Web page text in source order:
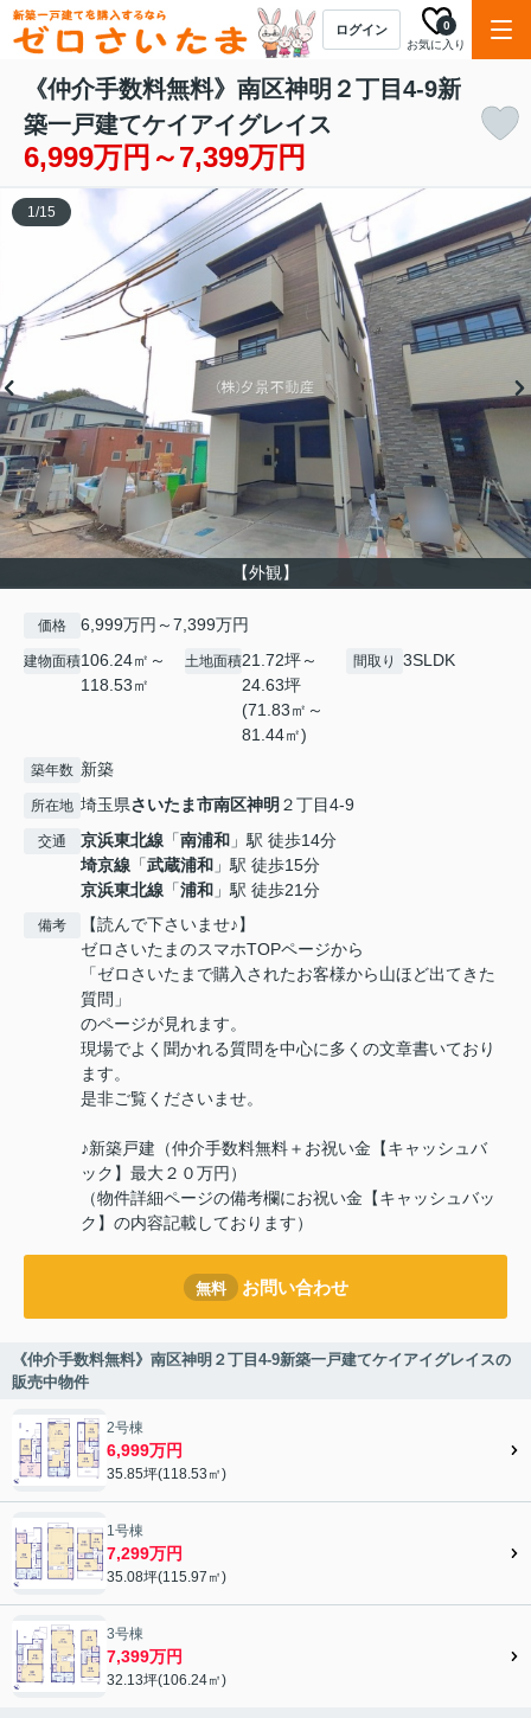
ログイン
お気に入り
0
《仲介手数料無料》南区神明２丁目4-9新
築一戸建てケイアイグレイス
6,999万円～7,399万円
【外観】
1/15
価格 6,999万円～7,399万円
建物面積106.24㎡～
118.53㎡
土地面積21.72坪～
24.63坪
(71.83㎡～
81.44㎡)
間取り 3SLDK
築年数 新築
所在地 埼玉県さいたま市南区神明 ２丁目4-9
交通 京浜東北線 「南浦和 」駅 徒歩14分
埼京線 「武蔵浦和 」駅 徒歩15分
京浜東北線 「浦和 」駅 徒歩21分
備考
【読んで下さいませ♪】
ゼロさいたまのスマホTOPページから
「ゼロさいたまで購入されたお客様から山ほど出てきた
質問」
のページが見れます。
現場でよく聞かれる質問を中心に多くの文章書いており
ます。
是非ご覧くださいませ。
♪新築戸建（仲介手数料無料＋お祝い金【キャッシュバ
ック】最大２０万円）
（物件詳細ページの備考欄にお祝い金【キャッシュバッ
ク】の内容記載しております）
無料 お問い合わせ
《仲介手数料無料》南区神明２丁目4-9新築一戸建てケイアイグレイスの
販売中物件
2号棟
6,999万円
35.85坪(118.53㎡)
1号棟
7,299万円
35.08坪(115.97㎡)
3号棟
7,399万円
32.13坪(106.24㎡)